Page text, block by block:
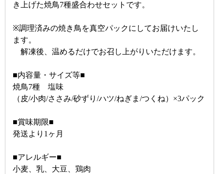
き上げた焼鳥7種盛合わせセットです。
※調理済みの焼き鳥を真空パックにしてお届けいたし
ます。
解凍後、温めるだけでお召し上がりいただけます。
■内容量・サイズ等■
焼鳥7種 塩味
（皮/小肉/ささみ/砂ずり/ハツ/ねぎま/つくね）×3パック
■賞味期限■
発送より1ヶ月
■アレルギー■
小麦、乳、大豆、鶏肉